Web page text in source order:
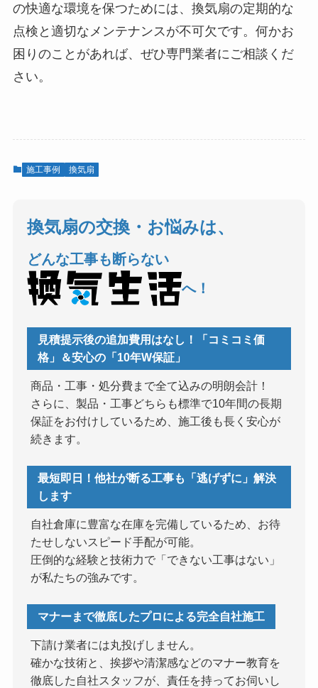
の快適な環境を保つためには、換気扇の定期的な
点検と適切なメンテナンスが不可欠です。何かお
困りのことがあれば、ぜひ専門業者にご相談くだ
さい。
施工事例 換気扇
換気扇の交換・お悩みは、
どんな工事も断らない
へ！
見積提示後の追加費用はなし！「コミコミ価
格」＆安心の「10年W保証」
商品・工事・処分費まで全て込みの明朗会計！
さらに、製品・工事どちらも標準で10年間の長期
保証をお付けしているため、施工後も長く安心が
続きます。
最短即日！他社が断る工事も「逃げずに」解決
します
自社倉庫に豊富な在庫を完備しているため、お待
たせしないスピード手配が可能。
圧倒的な経験と技術力で「できない工事はない」
が私たちの強みです。
マナーまで徹底したプロによる完全自社施工
下請け業者には丸投げしません。
確かな技術と、挨拶や清潔感などのマナー教育を
徹底した自社スタッフが、責任を持ってお伺いし